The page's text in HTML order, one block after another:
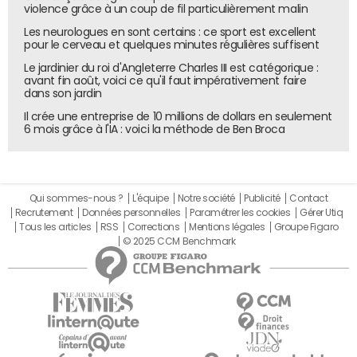
violence grâce à un coup de fil particulièrement malin
Les neurologues en sont certains : ce sport est excellent
pour le cerveau et quelques minutes régulières suffisent
Le jardinier du roi d'Angleterre Charles III est catégorique :
avant fin août, voici ce qu'il faut impérativement faire
dans son jardin
Il crée une entreprise de 10 millions de dollars en seulement
6 mois grâce à l'IA : voici la méthode de Ben Broca
Qui sommes-nous ? L'équipe Notre société Publicité
Contact
Recrutement
Données personnelles Paramétrer les cookies
Gérer Utiq
Tous les articles
RSS Corrections Mentions légales
Groupe Figaro
© 2025 CCM Benchmark